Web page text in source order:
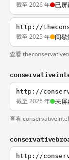
截至 2026 年 已
http://
截至 2025 年 间歇
查看
http://
截至 2026 年 未屏
查看
http://